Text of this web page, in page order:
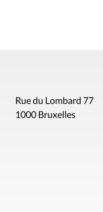
Rue du Lombard 77
1000 Bruxelles